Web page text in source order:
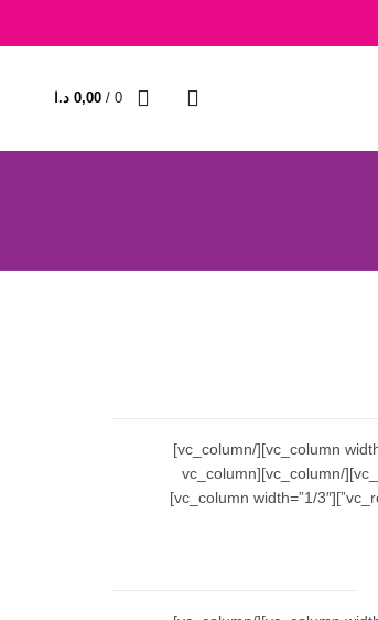
0
/
0,00 د.ا
[/vc_column][/vc_row][vc_row css=”.vc_custom_1474564212526{margin-bottom: 0px !important;}”][vc_column width=”1/3″][/vc_column][vc_column width=”1/3″][/vc_column]
[vc_column width=”1/3″][/vc_column][/vc_row][vc_row css=”.vc_custom_1474564261934{margin-bottom: 0px !important;}”][vc_column width=”1/3″][/vc_column][vc_column
width=”1/3″][/vc_column][vc_column width=”1/3″][/vc_column][/vc_row][vc_row css=”.vc_custom_1474565849409{margin-bottom: 60px !important;}”][vc_column width=”1/3″]